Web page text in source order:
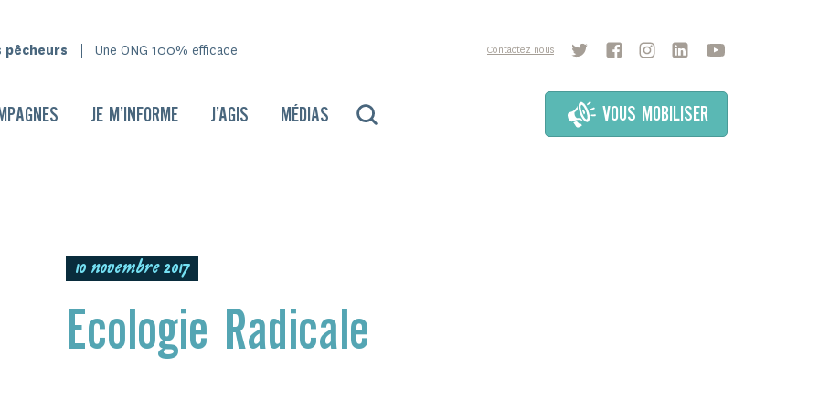
Une ONG 100% efficace Contactez nous
JE M’INFORME J’AGIS MÉDIAS VOUS MOBILISER
10 novembre 2017
Ecologie Radicale